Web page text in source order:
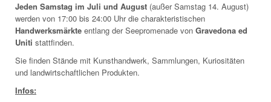
Jeden Samstag im Juli und August (außer Samstag 14. August)
werden von 17:00 bis 24:00 Uhr die charakteristischen
Handwerksmärkte entlang der Seepromenade von Gravedona ed
Uniti stattfinden.
Sie finden Stände mit Kunsthandwerk, Sammlungen, Kuriositäten
und landwirtschaftlichen Produkten.
Infos: